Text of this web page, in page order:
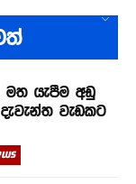
මත යැපීම අඩු
වැඩකට